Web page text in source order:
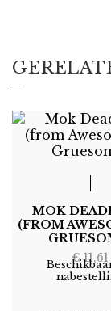
MOK
(FROM
€11,61